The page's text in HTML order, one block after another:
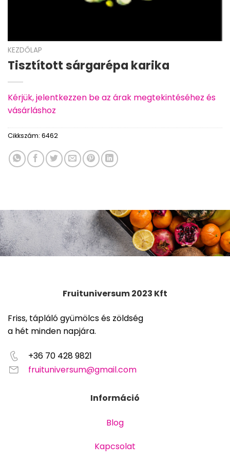
KEZDŐLAP
Tisztított sárgarépa karika
Kérjük, jelentkezzen be az árak megtekintéséhez és
vásárláshoz
Cikkszám: 6462
Fruituniversum 2023 Kft
Friss, tápláló gyümölcs és zöldség
a hét minden napjára.
+36 70 428 9821
fruituniversum@gmail.com
Információ
Blog
Kapcsolat